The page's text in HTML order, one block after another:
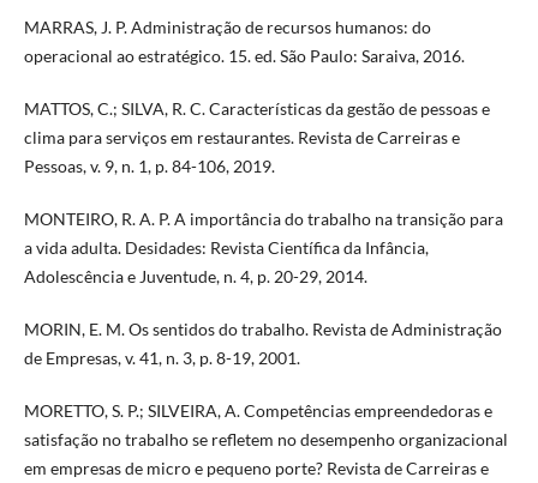
MARRAS, J. P. Administração de recursos humanos: do
operacional ao estratégico. 15. ed. São Paulo: Saraiva, 2016.
MATTOS, C.; SILVA, R. C. Características da gestão de pessoas e
clima para serviços em restaurantes. Revista de Carreiras e
Pessoas, v. 9, n. 1, p. 84-106, 2019.
MONTEIRO, R. A. P. A importância do trabalho na transição para
a vida adulta. Desidades: Revista Científica da Infância,
Adolescência e Juventude, n. 4, p. 20-29, 2014.
MORIN, E. M. Os sentidos do trabalho. Revista de Administração
de Empresas, v. 41, n. 3, p. 8-19, 2001.
MORETTO, S. P.; SILVEIRA, A. Competências empreendedoras e
satisfação no trabalho se refletem no desempenho organizacional
em empresas de micro e pequeno porte? Revista de Carreiras e